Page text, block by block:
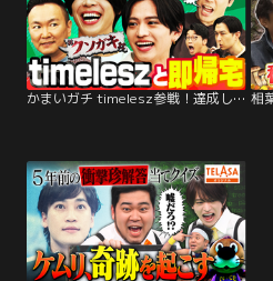
かまいガチ timelesz参戦！達成したら即帰宅するねん！まさかのミラクルに松島が…（2025/11/19放送分）